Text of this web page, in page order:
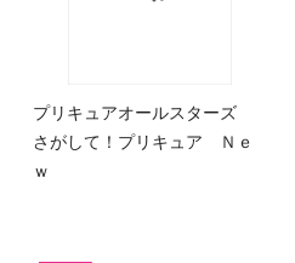
プリキュアオールスターズ
さがして！プリキュア Ｎｅ
ｗ